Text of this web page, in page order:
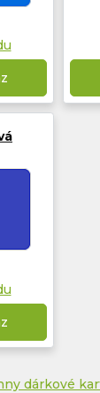
dárkové